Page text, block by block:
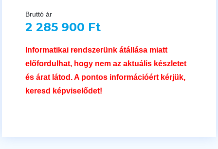
Bruttó ár
2 285 900 Ft
Informatikai rendszerünk átállása miatt
előfordulhat, hogy nem az aktuális készletet
és árat látod. A pontos információért kérjük,
keresd képviselődet!